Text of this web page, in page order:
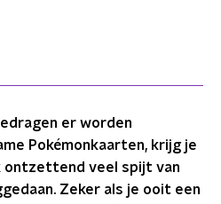
er worden
Pokémonkaarten, krijg je
ontzettend veel spijt van
Zeker als je ooit een